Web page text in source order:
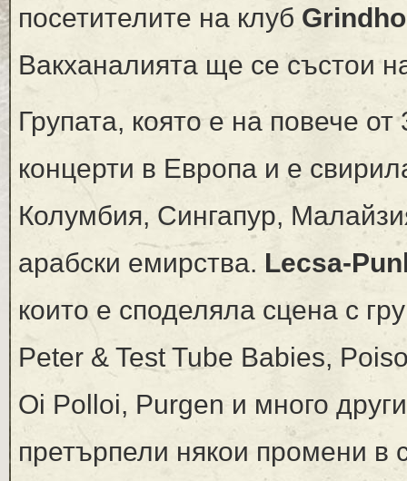
посетителите на клуб
Вакханалията ще се състои
Групата, която е на повече
концерти в Европа и е
Колумбия, Сингапур,
арабски емирства. Lecsa-
които е споделяла сцена с
Peter & Test Tube Babies,
Oi Polloi, Purgen и много
претърпели някои промени в